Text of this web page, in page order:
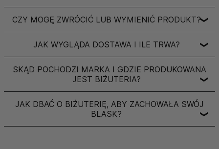
CZY MOGĘ ZWRÓCIĆ LUB WYMIENIĆ PRODUKT?❯
JAK WYGLĄDA DOSTAWA I ILE TRWA? ❯
SKĄD POCHODZI MARKA I GDZIE PRODUKOWANA
JEST BIŻUTERIA?
❯
JAK DBAĆ O BIŻUTERIĘ, ABY ZACHOWAŁA SWÓJ
BLASK?
❯